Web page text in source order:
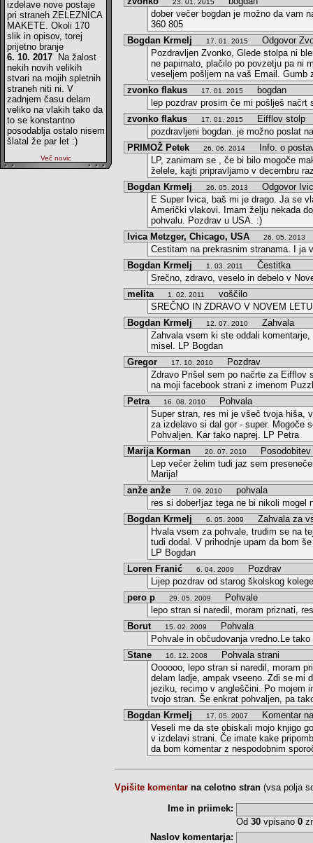
izdelave nove postaje
pri straneh ZELEZNICA
MAKETE. Okoli 170
slik in opisov, torej
prijetno branje
6. 10. 2017
Na žalost
nekih novih velikih
stvari na mojih spletnih
straneh niti ni. V
zadnjem času delam
veliko na vlakih tako da
to se konstantno
posodablja ostalo nisem
šlatal že par let :)
Več novic
23. 01. 2015
dober večer bogdan je možno da vam
360 805
Bogdan Krmelj
17. 01. 2015
Odgovor
Pozdravljen Zvonko, Glede stolpa ni
ne papirnato, plačilo po povzetju pa ni
veseljem pošljem na vaš Email. Gumb
zvonko flakus
17. 01. 2015
bogdan
lep pozdrav prosim če mi pošlješ
zvonko flakus
17. 01. 2015
Eifflov stolp
pozdravljeni bogdan. je možno poslat
PRIMOŽ Petek
26. 06. 2014
Info. o
LP, zanimam se , če bi bilo mogoče
želele, kajti pripravljamo v decembru
Bogdan Krmelj
26. 05. 2013
Odgovor
E Super Ivica, baš mi je drago. Ja se
Američki vlakovi. Imam želju nekada
pohvalu. Pozdrav u USA. :)
Ivica Metzger, Chicago, USA
26. 05. 2013
Cestitam na prekrasnim stranama. I ja
Bogdan Krmelj
1. 03. 2011
Čestitka
Srečno, zdravo, veselo in debelo v
melita
1. 02. 2011
voščilo
SREČNO IN ZDRAVO V NOVEM
Bogdan Krmelj
12. 07. 2010
Zahvala
Zahvala vsem ki ste oddali
misel. LP Bogdan
Gregor
17. 10. 2010
Pozdrav
Zdravo Prišel sem po načrte za Eifflov
na moji facebook strani z imenom
Petra
16. 08. 2010
Pohvala
Super stran, res mi je všeč tvoja hiša,
za izdelavo si dal gor - super. Mogoče
Pohvaljen. Kar tako naprej. LP Petra
Marija Korman
20. 07. 2010
Posodobitev
Lep večer želim tudi jaz sem
Marija!
anže anže
7. 09. 2010
pohvala
res si dober!jaz tega ne bi nikoli mogel
Bogdan Krmelj
6. 05. 2009
Zahvala za
Hvala vsem za pohvale, trudim se na
tudi dodal. V prihodnje upam da bom
LP Bogdan
Loren Franić
6. 04. 2009
Pozdrav
Lijep pozdrav od starog školskog
pero p
29. 05. 2009
Pohvale
lepo stran si naredil, moram priznati,
Borut
15. 02. 2009
Pohvala
Pohvale in občudovanja vredno.Le
Stane
16. 12. 2008
Pohvala strani
Oooooo, lepo stran si naredil, moram
delam ladje, ampak vseeno. Zdi se mi
jeziku, recimo v angleščini. Po mojem
tvojo stran. Še enkrat pohvaljen, pa
Bogdan Krmelj
17. 05. 2007
Komentar na
Veseli me da ste obiskali mojo knjigo
v izdelavi strani. Če imate kake
da bom komentar z nespodobnim
Vpišite komentar na celotno stran (vsa polja
Ime in priimek:
Od 30 vpisano 0
Naslov komentarja: